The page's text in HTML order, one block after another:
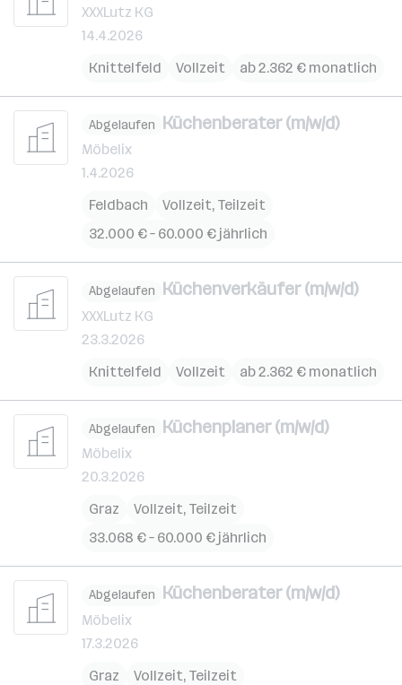
XXXLutz KG
14.4.2026
Knittelfeld
Vollzeit ab 2.362 € monatlich
Abgelaufen Küchenberater (m/w/d)
Möbelix
1.4.2026
Feldbach
Vollzeit, Teilzeit
32.000 € – 60.000 € jährlich
Abgelaufen Küchenverkäufer (m/w/d)
XXXLutz KG
23.3.2026
Knittelfeld
Vollzeit ab 2.362 € monatlich
Abgelaufen Küchenplaner (m/w/d)
Möbelix
20.3.2026
Graz
Vollzeit, Teilzeit
33.068 € – 60.000 € jährlich
Abgelaufen Küchenberater (m/w/d)
Möbelix
17.3.2026
Graz
Vollzeit, Teilzeit